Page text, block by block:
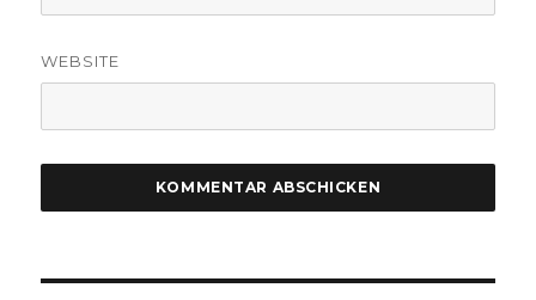
WEBSITE